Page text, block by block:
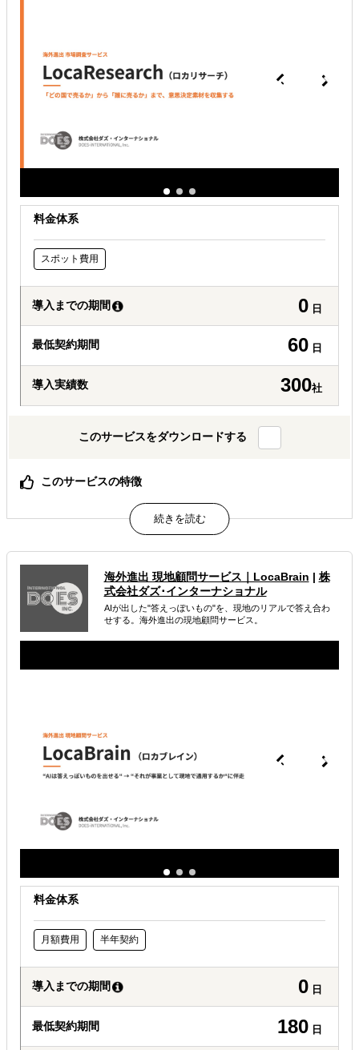
料金体系
スポット費用
導入までの期間 0 日
最低契約期間 60 日
導入実績数 300社
このサービスをダウンロードする
このサービスの特徴
何のために何を調べるか、調査設計から一緒に定義しま
す。
30万円から3段階。必要な分だけを、必要なときに。
AIでは辿り着けない、現地スタッフと有識者の一次情報。
属するジャンル
海外進出総合支援 海外進出戦略・事業計画立案
自社事業に最適な進出形態を知りたい
海外進出 現地顧問サービス｜LocaBrain | 株
式会社ダズ･インターナショナル
AIが出した"答えっぽいもの"を、現地のリアルで答え合わ
せする。海外進出の現地顧問サービス。
料金体系
月額費用 半年契約
導入までの期間 0 日
最低契約期間 180 日